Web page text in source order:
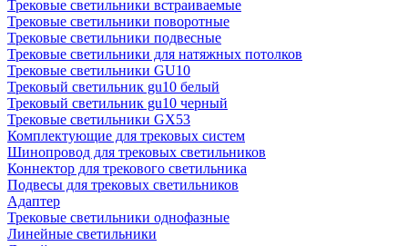
Трековые светильники встраиваемые
Трековые светильники поворотные
Трековые светильники подвесные
Трековые светильники для натяжных потолков
Трековые светильники GU10
Трековый светильник gu10 белый
Трековый светильник gu10 черный
Трековые светильники GX53
Комплектующие для трековых систем
Шинопровод для трековых светильников
Коннектор для трекового светильника
Подвесы для трековых светильников
Адаптер
Трековые светильники однофазные
Линейные светильники